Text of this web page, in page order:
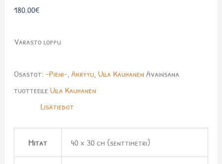
180.00€
Varasto loppu
Osastot: -Pieni-, Akryyli, Ulla Kauhanen Avainsana
tuotteelle Ulla Kauhanen
Lisätiedot
Mitat 40 × 30 cm (senttimetri)